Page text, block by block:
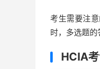
考生需要注
时，多选题的
HCIA考